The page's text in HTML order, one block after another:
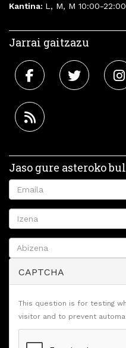
Kantina: L, M, M 10:00-
Jarrai gaitzazu
Jaso gure asteroko
CAPTCHA
This question is for testing
visitor and to prevent